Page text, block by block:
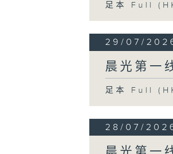
足本 Full
29/07/
晨光第一
足本 Full
28/07/